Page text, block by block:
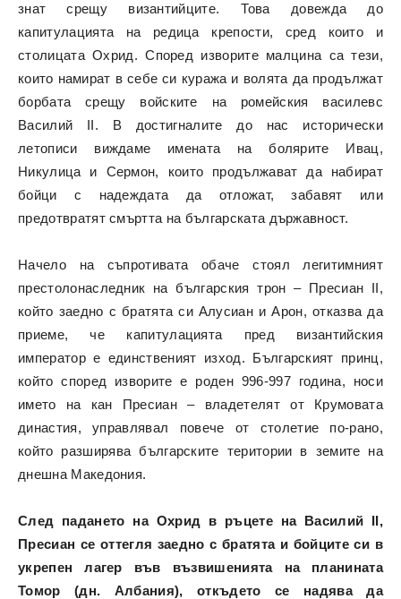
знат срещу византийците. Това довежда до
капитулацията на редица крепости, сред които и
столицата Охрид. Според изворите малцина са тези,
които намират в себе си куража и волята да продължат
борбата срещу войските на ромейския василевс
Василий II. В достигналите до нас исторически
летописи виждаме имената на болярите Ивац,
Никулица и Сермон, които продължават да набират
бойци с надеждата да отложат, забавят или
предотвратят смъртта на българската държавност.
Начело на съпротивата обаче стоял легитимният
престолонаследник на българския трон – Пресиан II,
който заедно с братята си Алусиан и Арон, отказва да
приеме, че капитулацията пред византийския
император е единственият изход. Българският принц,
който според изворите е роден 996-997 година, носи
името на кан Пресиан – владетелят от Крумовата
династия, управлявал повече от столетие по-рано,
който разширява българските територии в земите на
днешна Македония.
След падането на Охрид в ръцете на Василий II,
Пресиан се оттегля заедно с братята и бойците си в
укрепен лагер във възвишенията на планината
Томор (дн. Албания), откъдето се надява да